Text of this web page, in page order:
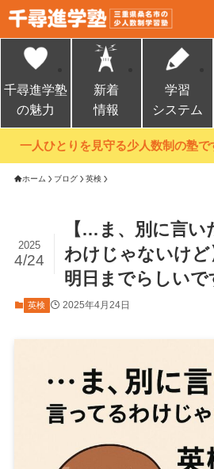
千尋進学塾
の魅力
新着
情報
学習
システム
一人ひとりを見守る少人数制の塾で
ホーム ブログ 英検
【…ま、別に言い
わけじゃないけど
明日までらしいで
2025
4/24
英検 2025年4月24日